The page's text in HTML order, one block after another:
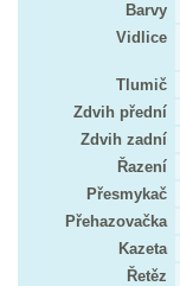
Barvy
Vidlice
Tlumič
Zdvih přední
Zdvih zadní
Řazení
Přesmykač
Přehazovačka
Kazeta
Řetěz